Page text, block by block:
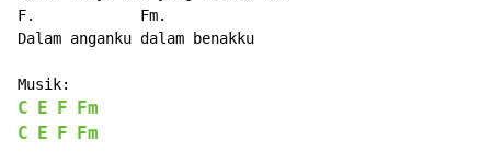
F.            Fm.
Dalam anganku dalam benakku
C E F
Fm
C
E F Fm